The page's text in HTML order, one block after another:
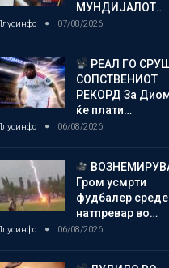
МУНДИЈАЛОТ…
07/08/2026
РЕАЛ ГО
СОПСТВЕНИОТ
РЕКОРД За
ќе плати…
06/08/2026
Гром усмрти
фудбалер среде
натпревар во…
06/08/2026